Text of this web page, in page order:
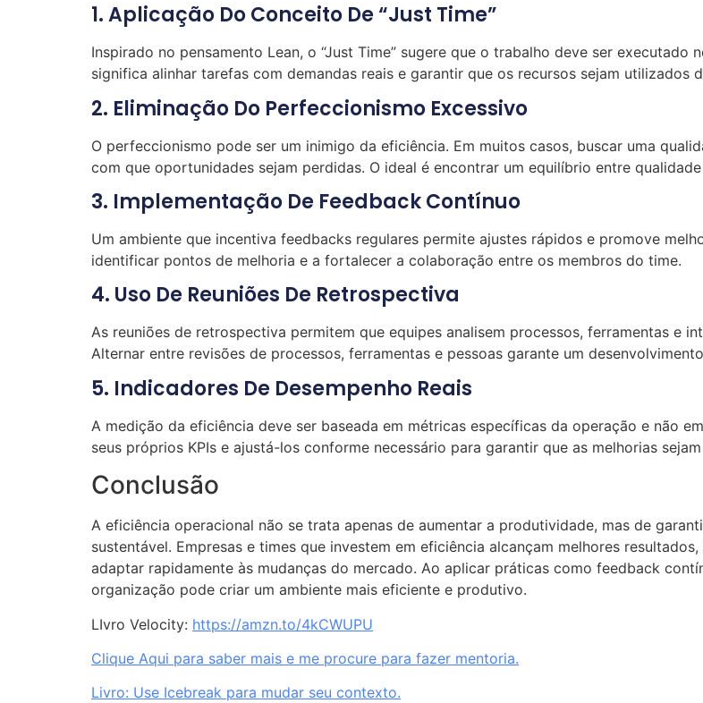
1. Aplicação Do Conceito De “Just Time”
Inspirado no pensamento Lean, o “Just Time” sugere que o trabalho deve ser
significa alinhar tarefas com demandas reais e garantir que os recursos sejam utilizados
2. Eliminação Do Perfeccionismo Excessivo
O perfeccionismo pode ser um inimigo da eficiência. Em muitos casos, buscar uma
com que oportunidades sejam perdidas. O ideal é encontrar um equilíbrio entre
3. Implementação De Feedback Contínuo
Um ambiente que incentiva feedbacks regulares permite ajustes rápidos e promove
identificar pontos de melhoria e a fortalecer a colaboração entre os membros do time.
4. Uso De Reuniões De Retrospectiva
As reuniões de retrospectiva permitem que equipes analisem processos, ferramentas e
Alternar entre revisões de processos, ferramentas e pessoas garante um
5. Indicadores De Desempenho Reais
A medição da eficiência deve ser baseada em métricas específicas da operação e não
seus próprios KPIs e ajustá-los conforme necessário para garantir que as melhorias
Conclusão
A eficiência operacional não se trata apenas de aumentar a produtividade, mas de
sustentável. Empresas e times que investem em eficiência alcançam melhores
adaptar rapidamente às mudanças do mercado. Ao aplicar práticas como feedback
organização pode criar um ambiente mais eficiente e produtivo.
LIvro Velocity: https://amzn.to/4kCWUPU
Clique Aqui para saber mais e me procure para fazer mentoria.
Livro: Use Icebreak para mudar seu contexto.